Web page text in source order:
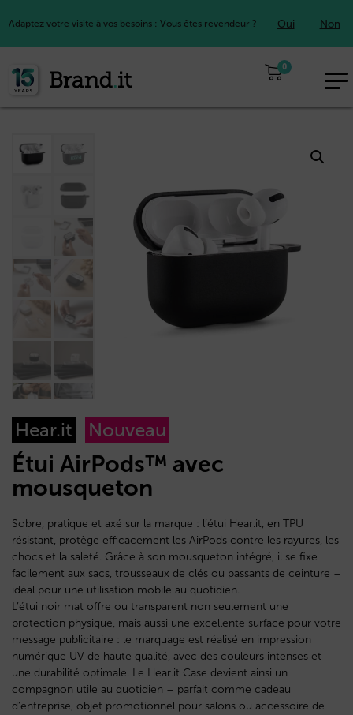
Adaptez votre visite à vos besoins : Vous êtes revendeur ? Oui Non
0
FR
Hear.it Nouveau
Étui AirPods™ avec
mousqueton
Sobre, pratique et axé sur la marque : l’étui Hear.it, en TPU
résistant, protège efficacement les AirPods contre les rayures, les
chocs et la saleté. Grâce à son mousqueton intégré, il se fixe
facilement aux sacs, trousseaux de clés ou passants de ceinture –
idéal pour une utilisation mobile au quotidien.
L’étui noir mat offre ou transparent non seulement une
protection physique, mais aussi une excellente surface pour votre
message publicitaire : le marquage est réalisé en impression
numérique UV de haute qualité, avec des couleurs intenses et
une durabilité optimale. Le Hear.it Case devient ainsi un
compagnon utile au quotidien – parfait comme cadeau
d’entreprise, objet promotionnel pour salons ou accessoire de